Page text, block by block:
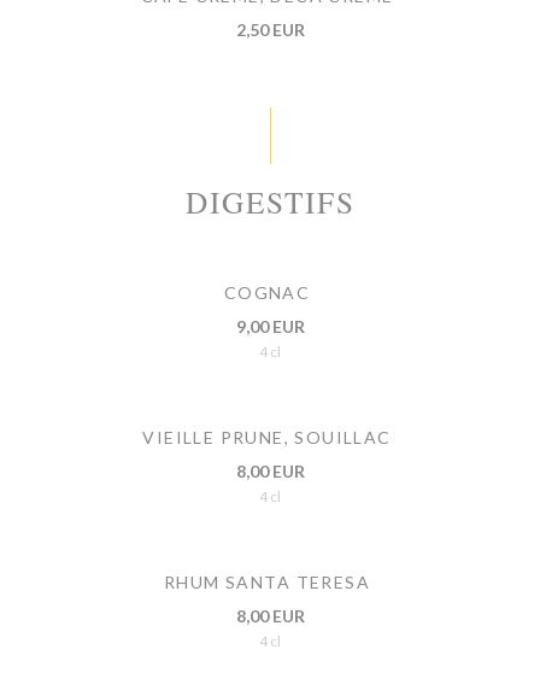
2,50 EUR
DIGESTIFS
COGNAC
9,00 EUR
4 cl
VIEILLE PRUNE, SOUILLAC
8,00 EUR
4 cl
RHUM SANTA TERESA
8,00 EUR
4 cl